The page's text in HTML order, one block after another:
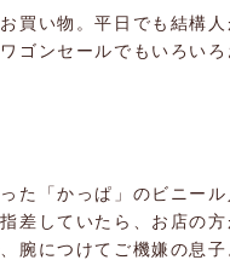
買い物。平日でも結構
ゴンセールでもいろい
た「かっぱ」のビニー
差していたら、お店の
腕につけてご機嫌の息